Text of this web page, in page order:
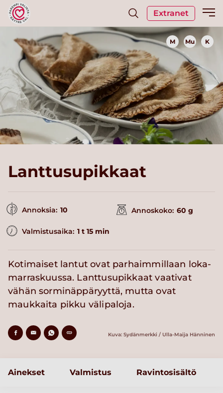
Extranet
M Mu K
Lanttusupikkaat
Annoksia: 10 Annoskoko: 60 g
Valmistusaika: 1 t 15 min
Kotimaiset lantut ovat parhaimmillaan loka-
marraskuussa. Lanttusupikkaat vaativat
vähän sorminäppäryyttä, mutta ovat
maukkaita pikku välipaloja.
Kuva: Sydänmerkki / Ulla-Maija Hänninen
Ainekset Valmistus Ravintosisältö